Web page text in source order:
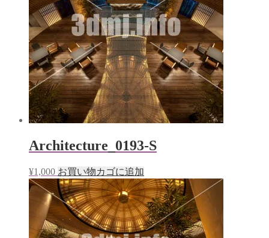
Architecture_0193-S
¥1,000 お買い物カゴに追加